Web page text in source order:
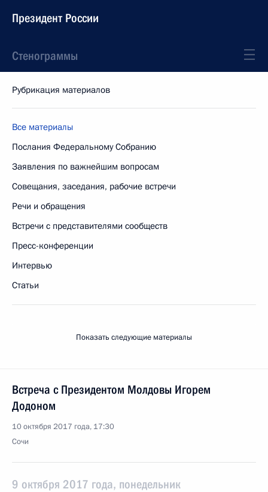
Президент России
Стенограммы
Рубрикация материалов
Все материалы
Послания Федеральному Собранию
Заявления по важнейшим вопросам
Совещания, заседания, рабочие встречи
Речи и обращения
Встречи с представителями сообществ
Пресс-конференции
Интервью
Статьи
Показать следующие материалы
Встреча с Президентом Молдовы Игорем
Додоном
10 октября 2017 года, 17:30
Сочи
9 октября 2017 года, понедельник